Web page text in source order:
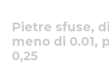
Pietre sfuse,
meno di 0.01,
0,25